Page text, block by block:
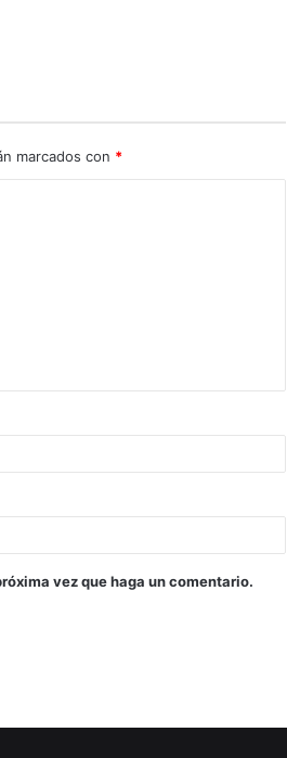
marcados con *
vez que haga un comentario.